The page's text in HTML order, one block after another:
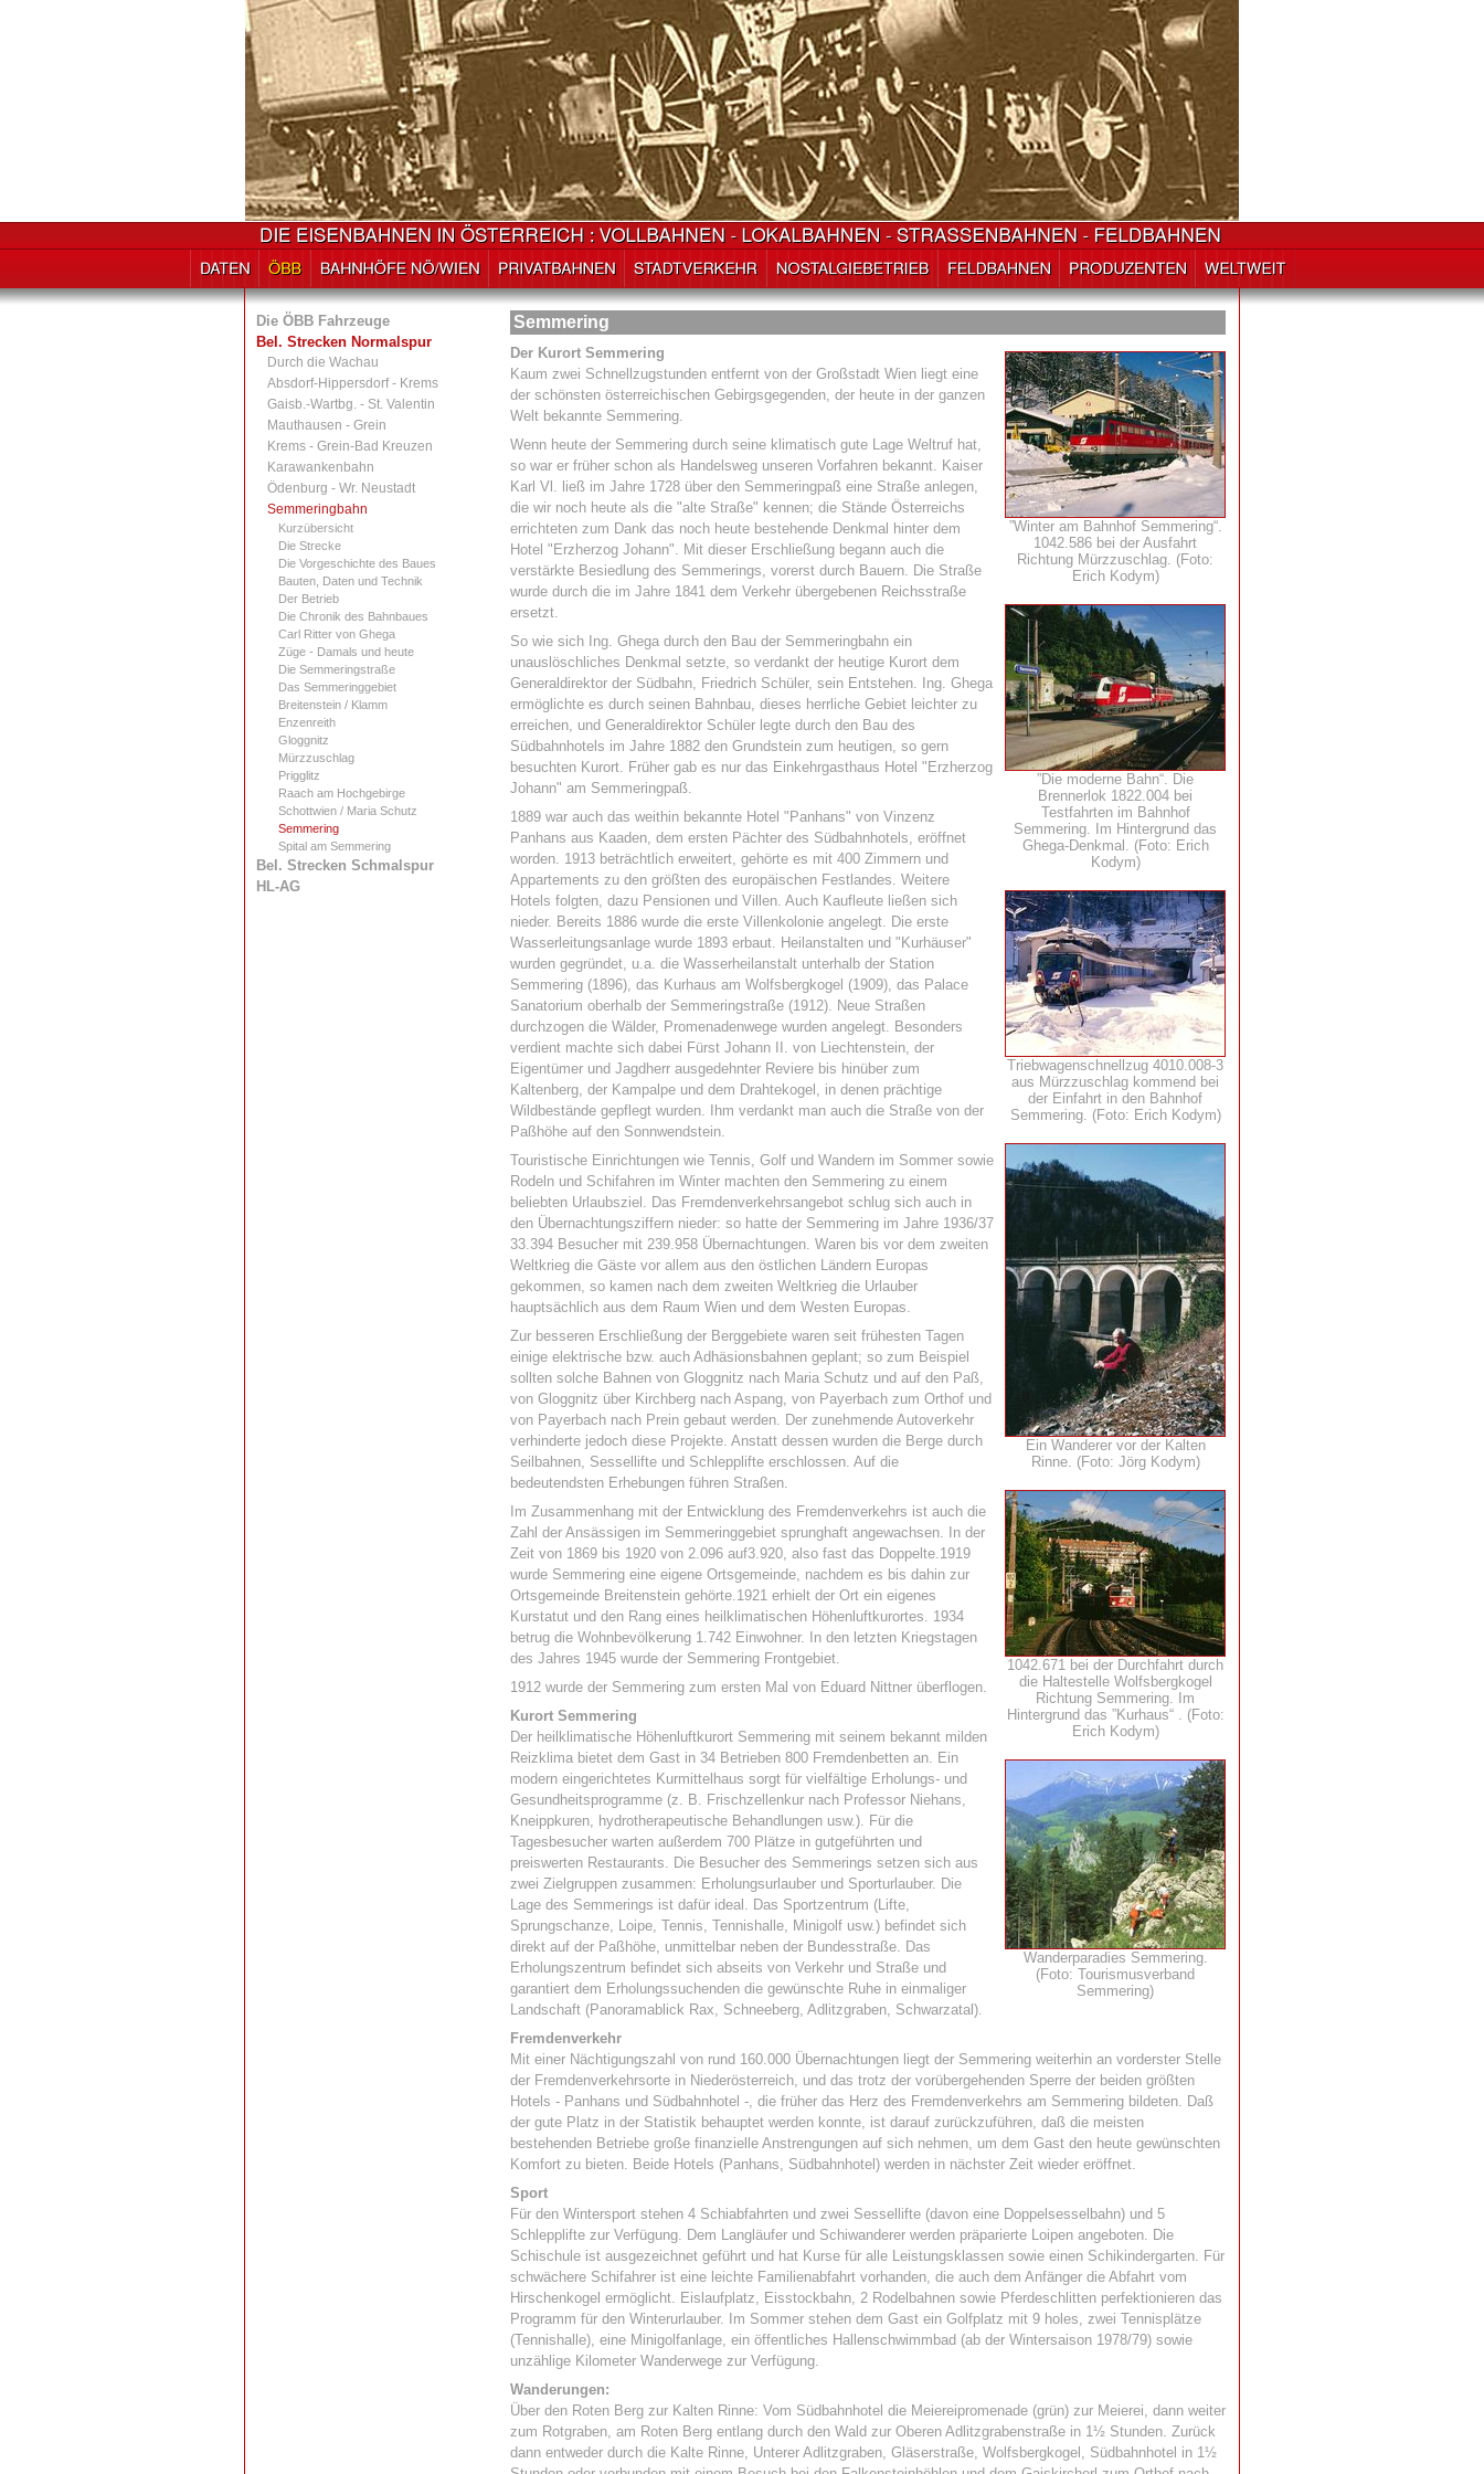
Die ÖBB Fahrzeuge
Bel. Strecken Normalspur
Durch die Wachau
Absdorf-Hippersdorf - Krems
Gaisb.-Wartbg. - St. Valentin
Mauthausen - Grein
Krems - Grein-Bad Kreuzen
Karawankenbahn
Ödenburg - Wr. Neustadt
Semmeringbahn
Kurzübersicht
Die Strecke
Die Vorgeschichte des Baues
Bauten, Daten und Technik
Der Betrieb
Die Chronik des Bahnbaues
Carl Ritter von Ghega
Züge - Damals und heute
Die Semmeringstraße
Das Semmeringgebiet
Breitenstein / Klamm
Enzenreith
Gloggnitz
Mürzzuschlag
Prigglitz
Raach am Hochgebirge
Schottwien / Maria Schutz
Semmering
Spital am Semmering
Bel. Strecken Schmalspur
HL-AG
Semmering
”Winter am Bahnhof Semmering“.
1042.586 bei der Ausfahrt
Richtung Mürzzuschlag. (Foto:
Erich Kodym)
”Die moderne Bahn“. Die
Brennerlok 1822.004 bei
Testfahrten im Bahnhof
Semmering. Im Hintergrund das
Ghega-Denkmal. (Foto: Erich
Kodym)
Triebwagenschnellzug 4010.008-3
aus Mürzzuschlag kommend bei
der Einfahrt in den Bahnhof
Semmering. (Foto: Erich Kodym)
Ein Wanderer vor der Kalten
Rinne. (Foto: Jörg Kodym)
1042.671 bei der Durchfahrt durch
die Haltestelle Wolfsbergkogel
Richtung Semmering. Im
Hintergrund das ”Kurhaus“ . (Foto:
Erich Kodym)
Wanderparadies Semmering.
(Foto: Tourismusverband
Semmering)
Der Kurort Semmering
Kaum zwei Schnellzugstunden entfernt von der Großstadt Wien liegt eine
der schönsten österreichischen Gebirgsgegenden, der heute in der ganzen
Welt bekannte Semmering.
Wenn heute der Semmering durch seine klimatisch gute Lage Weltruf hat,
so war er früher schon als Handelsweg unseren Vorfahren bekannt. Kaiser
Karl Vl. ließ im Jahre 1728 über den Semmeringpaß eine Straße anlegen,
die wir noch heute als die "alte Straße" kennen; die Stände Österreichs
errichteten zum Dank das noch heute bestehende Denkmal hinter dem
Hotel "Erzherzog Johann". Mit dieser Erschließung begann auch die
verstärkte Besiedlung des Semmerings, vorerst durch Bauern. Die Straße
wurde durch die im Jahre 1841 dem Verkehr übergebenen Reichsstraße
ersetzt.
So wie sich Ing. Ghega durch den Bau der Semmeringbahn ein
unauslöschliches Denkmal setzte, so verdankt der heutige Kurort dem
Generaldirektor der Südbahn, Friedrich Schüler, sein Entstehen. Ing. Ghega
ermöglichte es durch seinen Bahnbau, dieses herrliche Gebiet leichter zu
erreichen, und Generaldirektor Schüler legte durch den Bau des
Südbahnhotels im Jahre 1882 den Grundstein zum heutigen, so gern
besuchten Kurort. Früher gab es nur das Einkehrgasthaus Hotel "Erzherzog
Johann" am Semmeringpaß.
1889 war auch das weithin bekannte Hotel "Panhans" von Vinzenz
Panhans aus Kaaden, dem ersten Pächter des Südbahnhotels, eröffnet
worden. 1913 beträchtlich erweitert, gehörte es mit 400 Zimmern und
Appartements zu den größten des europäischen Festlandes. Weitere
Hotels folgten, dazu Pensionen und Villen. Auch Kaufleute ließen sich
nieder. Bereits 1886 wurde die erste Villenkolonie angelegt. Die erste
Wasserleitungsanlage wurde 1893 erbaut. Heilanstalten und "Kurhäuser"
wurden gegründet, u.a. die Wasserheilanstalt unterhalb der Station
Semmering (1896), das Kurhaus am Wolfsbergkogel (1909), das Palace
Sanatorium oberhalb der Semmeringstraße (1912). Neue Straßen
durchzogen die Wälder, Promenadenwege wurden angelegt. Besonders
verdient machte sich dabei Fürst Johann II. von Liechtenstein, der
Eigentümer und Jagdherr ausgedehnter Reviere bis hinüber zum
Kaltenberg, der Kampalpe und dem Drahtekogel, in denen prächtige
Wildbestände gepflegt wurden. Ihm verdankt man auch die Straße von der
Paßhöhe auf den Sonnwendstein.
Touristische Einrichtungen wie Tennis, Golf und Wandern im Sommer sowie
Rodeln und Schifahren im Winter machten den Semmering zu einem
beliebten Urlaubsziel. Das Fremdenverkehrsangebot schlug sich auch in
den Übernachtungsziffern nieder: so hatte der Semmering im Jahre 1936/37
33.394 Besucher mit 239.958 Übernachtungen. Waren bis vor dem zweiten
Weltkrieg die Gäste vor allem aus den östlichen Ländern Europas
gekommen, so kamen nach dem zweiten Weltkrieg die Urlauber
hauptsächlich aus dem Raum Wien und dem Westen Europas.
Zur besseren Erschließung der Berggebiete waren seit frühesten Tagen
einige elektrische bzw. auch Adhäsionsbahnen geplant; so zum Beispiel
sollten solche Bahnen von Gloggnitz nach Maria Schutz und auf den Paß,
von Gloggnitz über Kirchberg nach Aspang, von Payerbach zum Orthof und
von Payerbach nach Prein gebaut werden. Der zunehmende Autoverkehr
verhinderte jedoch diese Projekte. Anstatt dessen wurden die Berge durch
Seilbahnen, Sessellifte und Schlepplifte erschlossen. Auf die
bedeutendsten Erhebungen führen Straßen.
Im Zusammenhang mit der Entwicklung des Fremdenverkehrs ist auch die
Zahl der Ansässigen im Semmeringgebiet sprunghaft angewachsen. In der
Zeit von 1869 bis 1920 von 2.096 auf3.920, also fast das Doppelte.1919
wurde Semmering eine eigene Ortsgemeinde, nachdem es bis dahin zur
Ortsgemeinde Breitenstein gehörte.1921 erhielt der Ort ein eigenes
Kurstatut und den Rang eines heilklimatischen Höhenluftkurortes. 1934
betrug die Wohnbevölkerung 1.742 Einwohner. In den letzten Kriegstagen
des Jahres 1945 wurde der Semmering Frontgebiet.
1912 wurde der Semmering zum ersten Mal von Eduard Nittner überflogen.
Kurort Semmering
Der heilklimatische Höhenluftkurort Semmering mit seinem bekannt milden
Reizklima bietet dem Gast in 34 Betrieben 800 Fremdenbetten an. Ein
modern eingerichtetes Kurmittelhaus sorgt für vielfältige Erholungs- und
Gesundheitsprogramme (z. B. Frischzellenkur nach Professor Niehans,
Kneippkuren, hydrotherapeutische Behandlungen usw.). Für die
Tagesbesucher warten außerdem 700 Plätze in gutgeführten und
preiswerten Restaurants. Die Besucher des Semmerings setzen sich aus
zwei Zielgruppen zusammen: Erholungsurlauber und Sporturlauber. Die
Lage des Semmerings ist dafür ideal. Das Sportzentrum (Lifte,
Sprungschanze, Loipe, Tennis, Tennishalle, Minigolf usw.) befindet sich
direkt auf der Paßhöhe, unmittelbar neben der Bundesstraße. Das
Erholungszentrum befindet sich abseits von Verkehr und Straße und
garantiert dem Erholungssuchenden die gewünschte Ruhe in einmaliger
Landschaft (Panoramablick Rax, Schneeberg, Adlitzgraben, Schwarzatal).
Fremdenverkehr
Mit einer Nächtigungszahl von rund 160.000 Übernachtungen liegt der Semmering weiterhin an vorderster Stelle
der Fremdenverkehrsorte in Niederösterreich, und das trotz der vorübergehenden Sperre der beiden größten
Hotels - Panhans und Südbahnhotel -, die früher das Herz des Fremdenverkehrs am Semmering bildeten. Daß
der gute Platz in der Statistik behauptet werden konnte, ist darauf zurückzuführen, daß die meisten
bestehenden Betriebe große finanzielle Anstrengungen auf sich nehmen, um dem Gast den heute gewünschten
Komfort zu bieten. Beide Hotels (Panhans, Südbahnhotel) werden in nächster Zeit wieder eröffnet.
Sport
Für den Wintersport stehen 4 Schiabfahrten und zwei Sessellifte (davon eine Doppelsesselbahn) und 5
Schlepplifte zur Verfügung. Dem Langläufer und Schiwanderer werden präparierte Loipen angeboten. Die
Schischule ist ausgezeichnet geführt und hat Kurse für alle Leistungsklassen sowie einen Schikindergarten. Für
schwächere Schifahrer ist eine leichte Familienabfahrt vorhanden, die auch dem Anfänger die Abfahrt vom
Hirschenkogel ermöglicht. Eislaufplatz, Eisstockbahn, 2 Rodelbahnen sowie Pferdeschlitten perfektionieren das
Programm für den Winterurlauber. Im Sommer stehen dem Gast ein Golfplatz mit 9 holes, zwei Tennisplätze
(Tennishalle), eine Minigolfanlage, ein öffentliches Hallenschwimmbad (ab der Wintersaison 1978/79) sowie
unzählige Kilometer Wanderwege zur Verfügung.
Wanderungen:
Über den Roten Berg zur Kalten Rinne: Vom Südbahnhotel die Meiereipromenade (grün) zur Meierei, dann weiter
zum Rotgraben, am Roten Berg entlang durch den Wald zur Oberen Adlitzgrabenstraße in 1½ Stunden. Zurück
dann entweder durch die Kalte Rinne, Unterer Adlitzgraben, Gläserstraße, Wolfsbergkogel, Südbahnhotel in 1½